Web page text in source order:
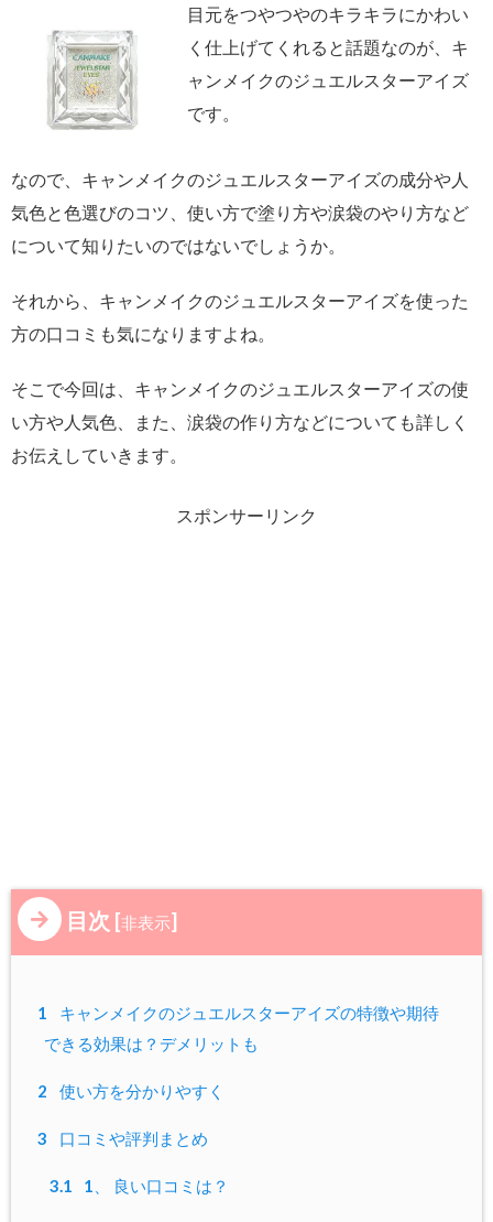
目元をつやつやのキラキラにかわい
く仕上げてくれると話題なのが、キ
ャンメイクのジュエルスターアイズ
です。
なので、キャンメイクのジュエルスターアイズの成分や人
気色と色選びのコツ、使い方で塗り方や涙袋のやり方など
について知りたいのではないでしょうか。
それから、キャンメイクのジュエルスターアイズを使った
方の口コミも気になりますよね。
そこで今回は、キャンメイクのジュエルスターアイズの使
い方や人気色、また、涙袋の作り方などについても詳しく
お伝えしていきます。
スポンサーリンク
目次 [非表示]
1
キャンメイクのジュエルスターアイズの特徴や期待
できる効果は？デメリットも
2 使い方を分かりやすく
3 口コミや評判まとめ
3.1 1、 良い口コミは？